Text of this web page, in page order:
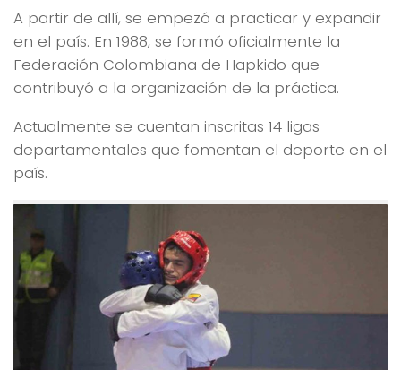
A partir de allí, se empezó a practicar y expandir
en el país. En 1988, se formó oficialmente la
Federación Colombiana de Hapkido que
contribuyó a la organización de la práctica.
Actualmente se cuentan inscritas 14 ligas
departamentales que fomentan el deporte en el
país.